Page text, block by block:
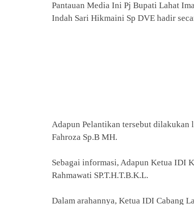
Pantauan Media Ini Pj Bupati Lahat
Indah Sari Hikmaini Sp DVE hadir
Adapun Pelantikan tersebut
Fahroza Sp.B MH.
Sebagai informasi, Adapun Ketua IDI
Rahmawati SP.T.H.T.B.K.L.
Dalam arahannya, Ketua IDI Cabang